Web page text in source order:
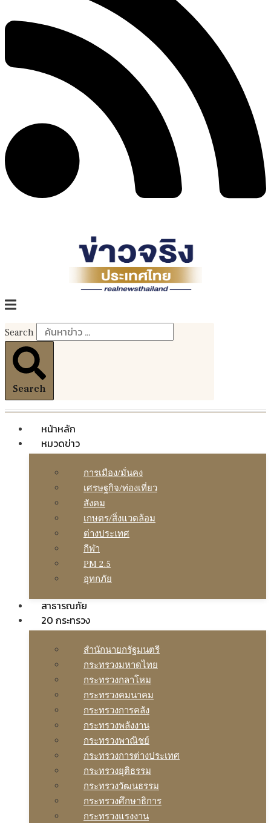
Search
Search
หน้าหลัก
หมวดข่าว
การเมือง/มั่นคง
เศรษฐกิจ/ท่องเที่ยว
สังคม
เกษตร/สิ่งแวดล้อม
ต่างประเทศ
กีฬา
PM 2.5
อุทกภัย
สาธารณภัย
20 กระทรวง
สํานักนายกรัฐมนตรี
กระทรวงมหาดไทย
กระทรวงกลาโหม
กระทรวงคมนาคม
กระทรวงการคลัง
กระทรวงพลังงาน
กระทรวงพาณิชย์
กระทรวงการต่างประเทศ
กระทรวงยุติธรรม
กระทรวงวัฒนธรรม
กระทรวงศึกษาธิการ
กระทรวงแรงงาน